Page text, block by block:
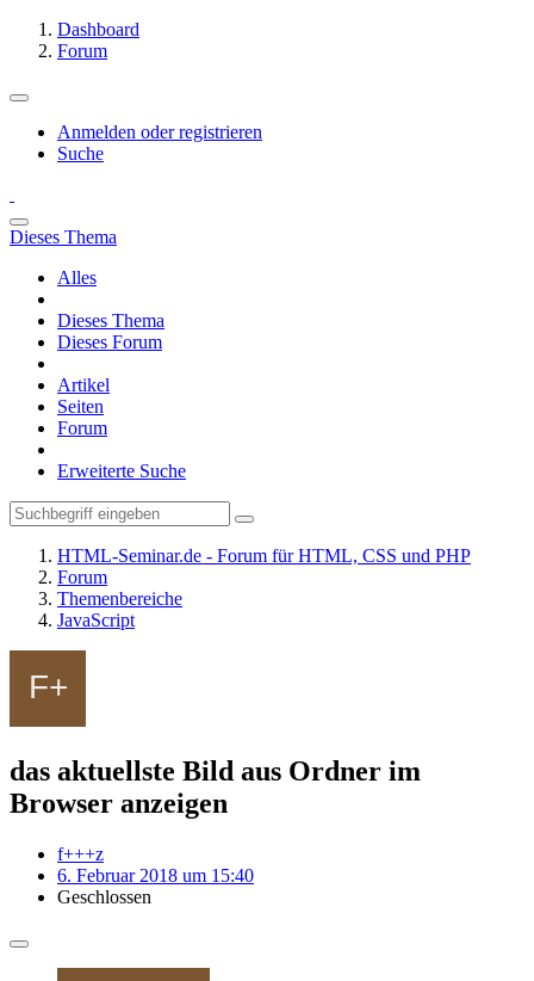
Dashboard
Forum
Anmelden oder registrieren
Suche
Dieses Thema
Alles
Dieses Thema
Dieses Forum
Artikel
Seiten
Forum
Erweiterte Suche
HTML-Seminar.de - Forum für HTML, CSS und PHP
Forum
Themenbereiche
JavaScript
das aktuellste Bild aus Ordner im
Browser anzeigen
f+++z
6. Februar 2018 um 15:40
Geschlossen